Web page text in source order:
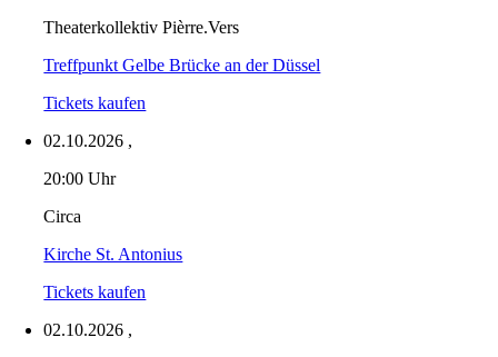
Theaterkollektiv Pièrre.Vers
Treffpunkt Gelbe Brücke an der Düssel
Tickets kaufen
02.10.2026 ,
20:00 Uhr
Circa
Kirche St. Antonius
Tickets kaufen
02.10.2026 ,